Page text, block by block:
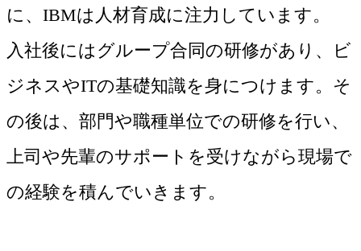
に、IBMは人材育成に注力しています。
入社後にはグループ合同の研修があり、ビ
ジネスやITの基礎知識を身につけます。そ
の後は、部門や職種単位での研修を行い、
上司や先輩のサポートを受けながら現場で
の経験を積んでいきます。